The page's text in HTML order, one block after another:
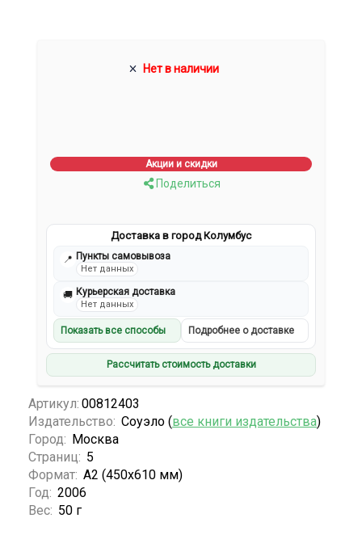
Нет в наличии
Акции и скидки
Поделиться
Доставка в город Колумбус
📍 Пункты самовывоза
Нет данных
🚚 Курьерская доставка
Нет данных
Показать все способы Подробнее о доставке
Рассчитать стоимость доставки
Артикул: 00812403
Издательство: Соуэло (все книги издательства)
Город: Москва
Страниц: 5
Формат: А2 (450x610 мм)
Год: 2006
Вес: 50 г